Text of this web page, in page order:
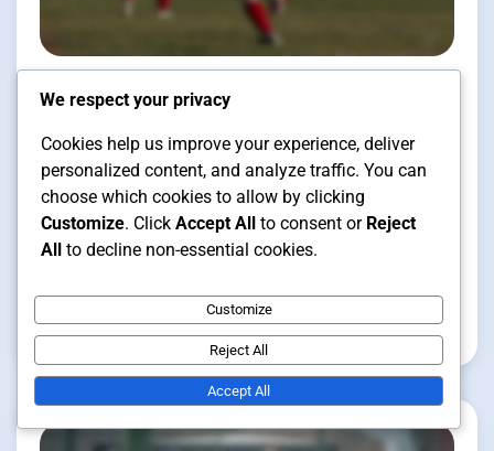
Analiza taktyczna formacji futsalowych
18 min read
1-3-1 Formacja: Analiza taktyczna,
Clara Vance 19/01/2026
We respect your privacy
Cookies help us improve your experience, deliver
personalized content, and analyze traffic. You can
choose which cookies to allow by clicking
Customize. Click Accept All to consent or Reject
All to decline non-essential cookies.
Customize
Reject All
Accept All